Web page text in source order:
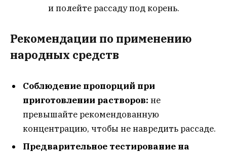
и полейте рассаду под корень.
Рекомендации по применению
народных средств
Соблюдение пропорций при
приготовлении растворов: не
превышайте рекомендованную
концентрацию, чтобы не навредить рассаде.
Предварительное тестирование на